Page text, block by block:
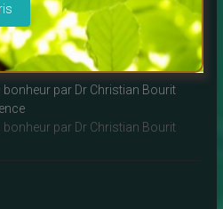
par Karine Van Cayzeele
je vous recommande
une écriture[…]
bonheur par Dr Christian Bourit
bonheur par Dr Christian Bourit